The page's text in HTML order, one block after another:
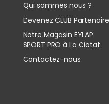
Qui sommes nous ?
Devenez CLUB Partenaire
Notre Magasin EYLAP
SPORT PRO à La Ciotat
Contactez-nous